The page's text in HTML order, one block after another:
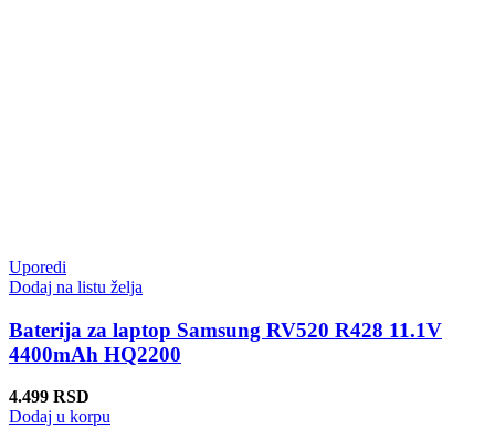
Uporedi
Dodaj na listu želja
Baterija za laptop Samsung RV520 R428 11.1V
4400mAh HQ2200
4.499 RSD
Dodaj u korpu